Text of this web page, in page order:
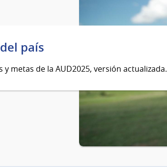
país
y metas de la AUD2025, versión actualizada.